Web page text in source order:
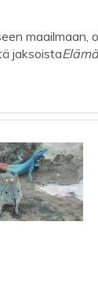
maailmaan,
jaksoistaElämä